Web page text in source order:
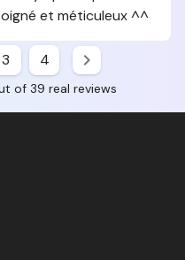
et méticuleux ^^
3 4
of 39 real reviews